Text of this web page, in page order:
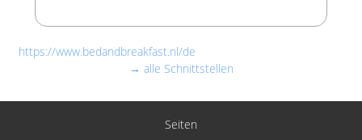
https://www.bedandbreakfast.nl/de
→ alle Schnittstellen
Seiten